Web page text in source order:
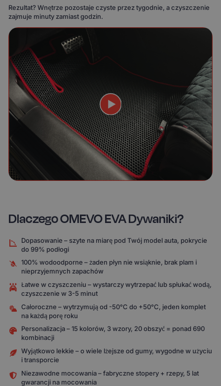
Rezultat? Wnętrze pozostaje czyste przez tygodnie, a czyszczenie
zajmuje minuty zamiast godzin.
Dlaczego OMEVO EVA Dywaniki?
Dopasowanie – szyte na miarę pod Twój model auta, pokrycie
do 99% podłogi
100% wodoodporne – żaden płyn nie wsiąknie, brak plam i
nieprzyjemnych zapachów
Łatwe w czyszczeniu – wystarczy wytrzepać lub spłukać wodą,
czyszczenie w 3-5 minut
Całoroczne – wytrzymują od -50°C do +50°C, jeden komplet
na każdą porę roku
Personalizacja – 15 kolorów, 3 wzory, 20 obszyć = ponad 690
kombinacji
Wyjątkowo lekkie – o wiele lżejsze od gumy, wygodne w użyciu
i transporcie
Niezawodne mocowania – fabryczne stopery + rzepy, 5 lat
gwarancji na mocowania